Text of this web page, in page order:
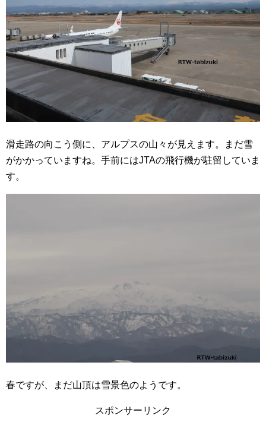
滑走路の向こう側に、アルプスの山々が見えます。まだ雪
がかかっていますね。手前にはJTAの飛行機が駐留していま
す。
春ですが、まだ山頂は雪景色のようです。
スポンサーリンク